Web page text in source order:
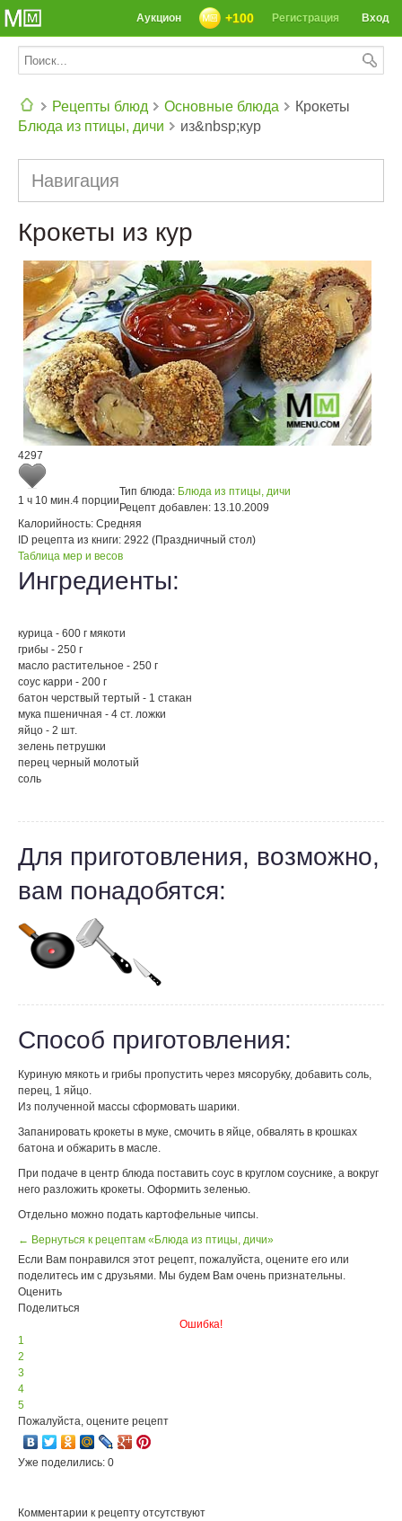
Вход
Регистрация
+100
Аукцион
Рецепты блюд
Основные блюда
Блюда из птицы, дичи
Крокеты
из&nbsp;кур
Навигация
Крокеты из кур
4297
1 ч 10 мин.4 порции
Тип блюда: Блюда из птицы, дичи
Рецепт добавлен: 13.10.2009
Калорийность: Средняя
ID рецепта из книги: 2922 (Праздничный стол)
Таблица мер и весов
Ингредиенты:
курица - 600 г мякоти
грибы - 250 г
масло растительное - 250 г
соус карри - 200 г
батон черствый тертый - 1 стакан
мука пшеничная - 4 ст. ложки
яйцо - 2 шт.
зелень петрушки
перец черный молотый
соль
Для приготовления, возможно,
вам понадобятся:
Способ приготовления:
Куриную мякоть и грибы пропустить через мясорубку, добавить соль,
перец, 1 яйцо.
Из полученной массы сформовать шарики.
Запанировать крокеты в муке, смочить в яйце, обвалять в крошках
батона и обжарить в масле.
При подаче в центр блюда поставить соус в круглом соуснике, а вокруг
него разложить крокеты. Оформить зеленью.
Отдельно можно подать картофельные чипсы.
← Вернуться к рецептам «Блюда из птицы, дичи»
Если Вам понравился этот рецепт, пожалуйста, оцените его или
поделитесь им с друзьями. Мы будем Вам очень признательны.
Оценить
Поделиться
Ошибка!
1
2
3
4
5
Пожалуйста, оцените рецепт
Уже поделились: 0
Комментарии к рецепту отсутствуют